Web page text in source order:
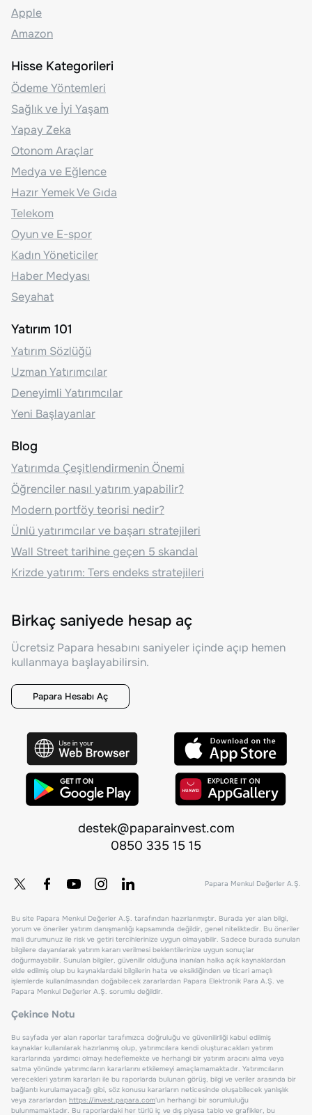
Apple
Amazon
Hisse Kategorileri
Ödeme Yöntemleri
Sağlık ve İyi Yaşam
Yapay Zeka
Otonom Araçlar
Medya ve Eğlence
Hazır Yemek Ve Gıda
Telekom
Oyun ve E-spor
Kadın Yöneticiler
Haber Medyası
Seyahat
Yatırım 101
Yatırım Sözlüğü
Uzman Yatırımcılar
Deneyimli Yatırımcılar
Yeni Başlayanlar
Blog
Yatırımda Çeşitlendirmenin Önemi
Öğrenciler nasıl yatırım yapabilir?
Modern portföy teorisi nedir?
Ünlü yatırımcılar ve başarı stratejileri
Wall Street tarihine geçen 5 skandal
Krizde yatırım: Ters endeks stratejileri
Birkaç saniyede hesap aç
Ücretsiz Papara hesabını saniyeler içinde açıp hemen
kullanmaya başlayabilirsin.
Papara Hesabı Aç
destek@paparainvest.com
0850 335 15 15
Papara Menkul Değerler A.Ş.
Bu site Papara Menkul Değerler A.Ş. tarafından hazırlanmıştır. Burada yer alan bilgi,
yorum ve öneriler yatırım danışmanlığı kapsamında değildir, genel niteliktedir. Bu öneriler
mali durumunuz ile risk ve getiri tercihlerinize uygun olmayabilir. Sadece burada sunulan
bilgilere dayanılarak yatırım kararı verilmesi beklentilerinize uygun sonuçlar
doğurmayabilir. Sunulan bilgiler, güvenilir olduğuna inanılan halka açık kaynaklardan
elde edilmiş olup bu kaynaklardaki bilgilerin hata ve eksikliğinden ve ticari amaçlı
işlemlerde kullanılmasından doğabilecek zararlardan Papara Elektronik Para A.Ş. ve
Papara Menkul Değerler A.Ş. sorumlu değildir.
Çekince Notu
Bu sayfada yer alan raporlar tarafımızca doğruluğu ve güvenilirliği kabul edilmiş
kaynaklar kullanılarak hazırlanmış olup, yatırımcılara kendi oluşturacakları yatırım
kararlarında yardımcı olmayı hedeflemekte ve herhangi bir yatırım aracını alma veya
satma yönünde yatırımcıların kararlarını etkilemeyi amaçlamamaktadır. Yatırımcıların
verecekleri yatırım kararları ile bu raporlarda bulunan görüş, bilgi ve veriler arasında bir
bağlantı kurulamayacağı gibi, söz konusu kararların neticesinde oluşabilecek yanlışlık
veya zararlardan https://invest.papara.com'un herhangi bir sorumluluğu
bulunmamaktadır. Bu raporlardaki her türlü iç ve dış piyasa tablo ve grafikler, bu